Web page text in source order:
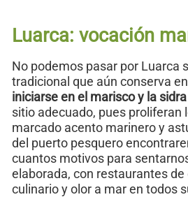
Luarca: vocación
No podemos pasar por Luarca
tradicional que aún conserva
iniciarse en el marisco y la sidra
sitio adecuado, pues proliferan
marcado acento marinero y
del puerto pesquero
cuantos motivos para
elaborada, con restaurantes de
culinario y olor a mar en todos